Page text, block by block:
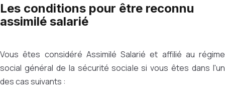
Les conditions pour être reconnu
assimilé salarié
Vous êtes considéré Assimilé Salarié et affilié au régime
social général de la sécurité sociale si vous êtes dans l'un
des cas suivants :